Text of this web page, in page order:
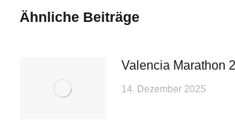
Ähnliche Beiträge
Valencia Marathon
14. Dezember 2025